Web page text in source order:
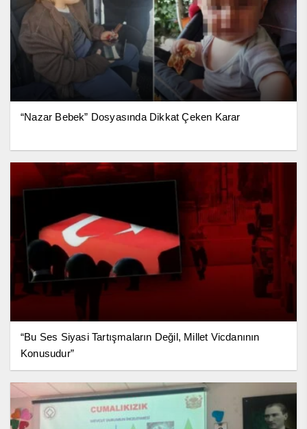
“Nazar Bebek” Dosyasında Dikkat Çeken Karar
“Bu Ses Siyasi Tartışmaların Değil, Millet Vicdanının
Konusudur”